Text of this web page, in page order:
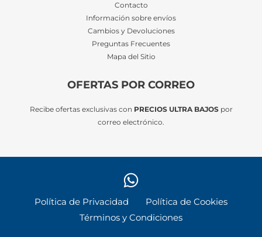
Contacto
Información sobre envíos
Cambios y Devoluciones
Preguntas Frecuentes
Mapa del Sitio
OFERTAS POR CORREO
Recibe ofertas exclusivas con PRECIOS ULTRA BAJOSpor
correo electrónico.
Política de Privacidad
Política de Cookies
Términos y Condiciones